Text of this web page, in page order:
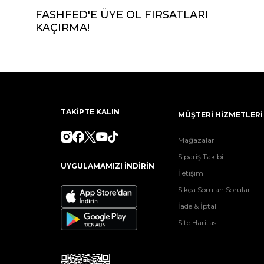
FASHFED'E ÜYE OL FIRSATLARI
KAÇIRMA!
TAKİPTE KALIN
UYGULAMAMIZI İNDİRİN
MÜŞTERİ HİZMETLERİ
Mağazalar
Sipariş Takibi
İletişim
Sıkça Sorulan Sorular
İade & İptal
Site Haritası